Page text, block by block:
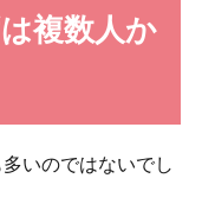
うにしよう
複数人か
いのではないでし